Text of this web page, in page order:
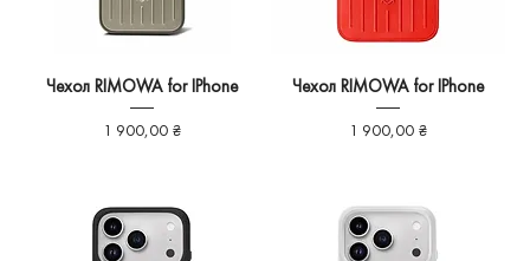
Чехол RIMOWA for IPhone
Ціна
1 900,00 ₴
Чехол RIMOWA for IPhone
Ціна
1 900,00 ₴